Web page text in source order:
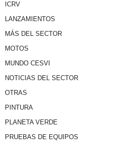
ICRV
LANZAMIENTOS
MÁS DEL SECTOR
MOTOS
MUNDO CESVI
NOTICIAS DEL SECTOR
OTRAS
PINTURA
PLANETA VERDE
PRUEBAS DE EQUIPOS